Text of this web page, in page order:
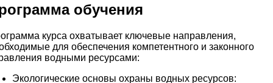
обучения
курса охватывает ключевые направления,
для обеспечения компетентного и законного
водными ресурсами:
Экологические основы охраны водных ресурсов: